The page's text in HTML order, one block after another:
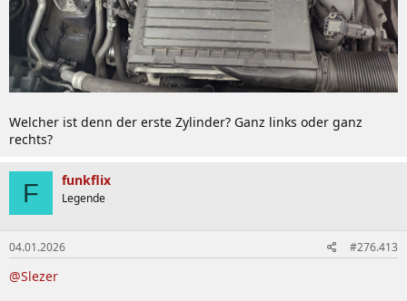
Welcher ist denn der erste Zylinder? Ganz links oder ganz
rechts?
F funkflix
Legende
04.01.2026 #276.413
@Slezer